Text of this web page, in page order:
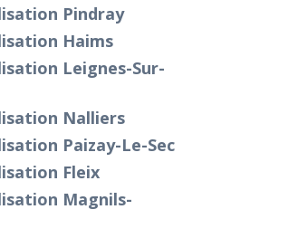
Pindray
Haims
Leignes-Sur-
Nalliers
Paizay-Le-Sec
Fleix
Magnils-